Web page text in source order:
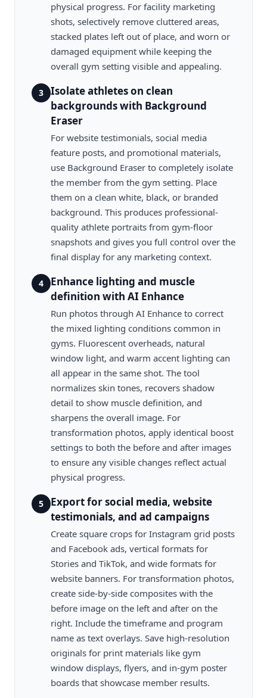
physical progress. For facility marketing
shots, selectively remove cluttered areas,
stacked plates left out of place, and worn or
damaged equipment while keeping the
overall gym setting visible and appealing.
3
Isolate athletes on clean
backgrounds with Background
Eraser
For website testimonials, social media
feature posts, and promotional materials,
use Background Eraser to completely isolate
the member from the gym setting. Place
them on a clean white, black, or branded
background. This produces professional-
quality athlete portraits from gym-floor
snapshots and gives you full control over the
final display for any marketing context.
4
Enhance lighting and muscle
definition with AI Enhance
Run photos through AI Enhance to correct
the mixed lighting conditions common in
gyms. Fluorescent overheads, natural
window light, and warm accent lighting can
all appear in the same shot. The tool
normalizes skin tones, recovers shadow
detail to show muscle definition, and
sharpens the overall image. For
transformation photos, apply identical boost
settings to both the before and after images
to ensure any visible changes reflect actual
physical progress.
5
Export for social media, website
testimonials, and ad campaigns
Create square crops for Instagram grid posts
and Facebook ads, vertical formats for
Stories and TikTok, and wide formats for
website banners. For transformation photos,
create side-by-side composites with the
before image on the left and after on the
right. Include the timeframe and program
name as text overlays. Save high-resolution
originals for print materials like gym
window displays, flyers, and in-gym poster
boards that showcase member results.